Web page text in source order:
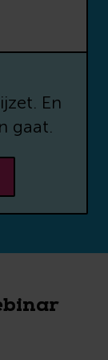
wij
En
gaat.